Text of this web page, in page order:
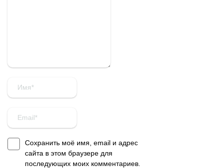
Сохранить моё имя, email и адрес
сайта в этом браузере для
последующих моих комментариев.